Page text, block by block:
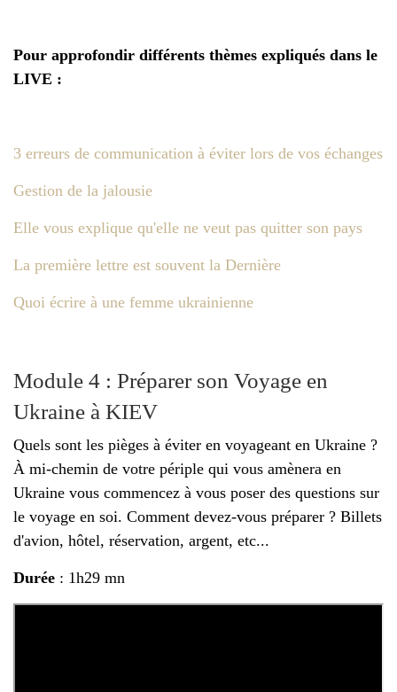
Pour approfondir différents thèmes expliqués dans le
LIVE :
3 erreurs de communication à éviter lors de vos échanges
Gestion de la jalousie
Elle vous explique qu'elle ne veut pas quitter son pays
La première lettre est souvent la Dernière
Quoi écrire à une femme ukrainienne
Module 4 : Préparer son Voyage en
Ukraine à KIEV
Quels sont les pièges à éviter en voyageant en Ukraine ?
À mi-chemin de votre périple qui vous amènera en
Ukraine vous commencez à vous poser des questions sur
le voyage en soi. Comment devez-vous préparer ? Billets
d'avion, hôtel, réservation, argent, etc...
Durée : 1h29 mn